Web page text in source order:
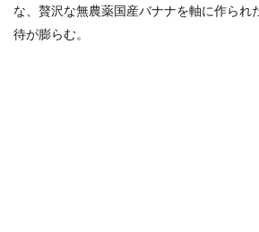
な、贅沢な無農薬国産バナナを軸に作られ
待が膨らむ。